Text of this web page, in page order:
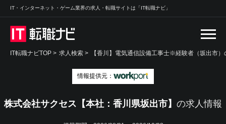
IT・インターネット・ゲーム業界の求人・転職サイトは「IT転職ナビ」
IT転職ナビTOP > 求人検索 > 【香川】電気通信設備工事士※経験者（坂出市）
情報提供元：
株式会社サクセス【本社：香川県坂出市】 の求人情報